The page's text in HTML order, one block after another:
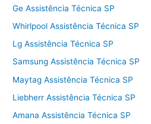
Ge Assistência Técnica SP
Whirlpool Assistência Técnica SP
Lg Assistência Técnica SP
Samsung Assistência Técnica SP
Maytag Assistência Técnica SP
Liebherr Assistência Técnica SP
Amana Assistência Técnica SP